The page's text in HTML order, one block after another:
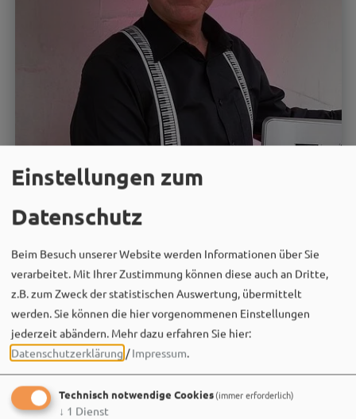
15.10.26
Sonstige Veranstaltungen
Tanznachmittag
MEHR
Einstellungen zum
Datenschutz
Beim Besuch unserer Website werden Informationen über Sie
verarbeitet. Mit Ihrer Zustimmung können diese auch an Dritte,
z.B. zum Zweck der statistischen Auswertung, übermittelt
werden. Sie können die hier vorgenommenen Einstellungen
jederzeit abändern. Mehr dazu erfahren Sie hier:
Datenschutzerklärung /Impressum.
Technisch notwendige Cookies(immer erforderlich)
↓ 1 Dienst